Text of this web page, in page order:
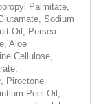
Palmitate,
Sodium
Oil, Persea
Aloe
Cellulose,
Piroctone
Peel Oil,